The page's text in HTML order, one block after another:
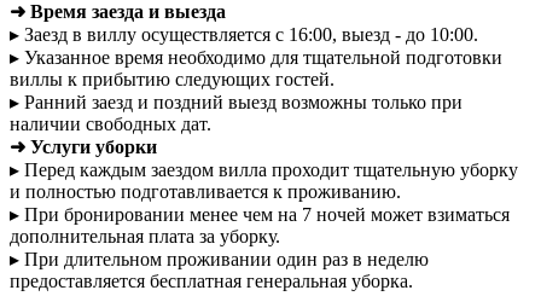
➜ Время заезда и выезда
▸ Заезд в виллу осуществляется с 16:00, выезд - до 10:00.
▸ Указанное время необходимо для тщательной подготовки
виллы к прибытию следующих гостей.
▸ Ранний заезд и поздний выезд возможны только при
наличии свободных дат.
➜ Услуги уборки
▸ Перед каждым заездом вилла проходит тщательную уборку
и полностью подготавливается к проживанию.
▸ При бронировании менее чем на 7 ночей может взиматься
дополнительная плата за уборку.
▸ При длительном проживании один раз в неделю
предоставляется бесплатная генеральная уборка.